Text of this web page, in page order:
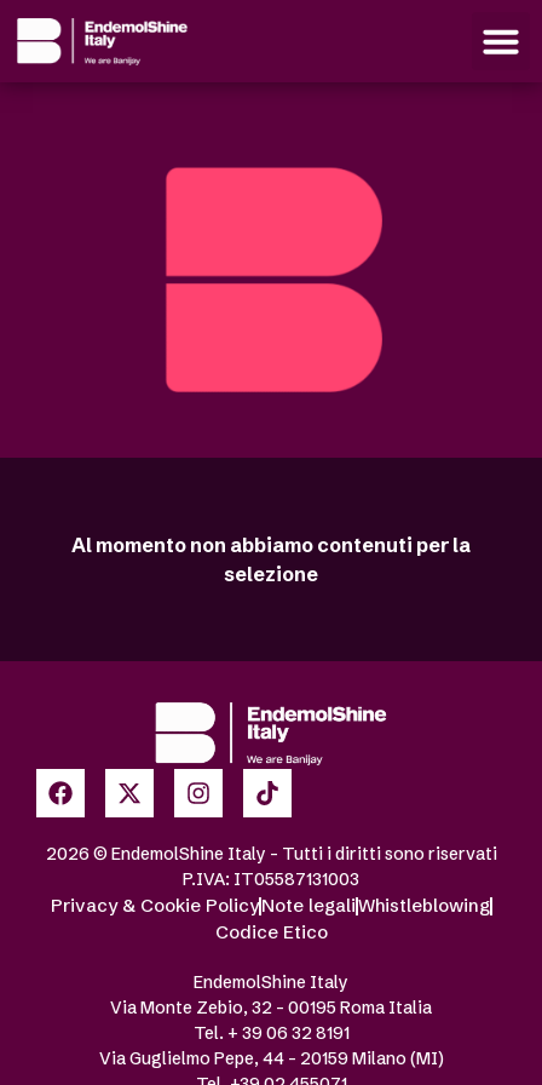
Al momento non abbiamo contenuti per la
selezione
2026 © EndemolShine Italy – Tutti i diritti sono riservati
P.IVA: IT05587131003
Privacy & Cookie PolicyNote legaliWhistleblowing
Codice Etico
EndemolShine Italy
Via Monte Zebio, 32 – 00195 Roma Italia
Tel. + 39 06 32 8191
Via Guglielmo Pepe, 44 – 20159 Milano (MI)